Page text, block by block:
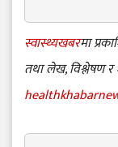
स्वास्थ्यखबरमा
तथा लेख, विश्लेषण र